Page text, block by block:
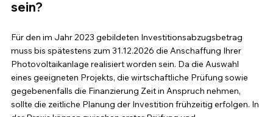
sein?
Für den im Jahr 2023 gebildeten Investitionsabzugsbetrag
muss bis spätestens zum 31.12.2026 die Anschaffung Ihrer
Photovoltaikanlage realisiert worden sein. Da die Auswahl
eines geeigneten Projekts, die wirtschaftliche Prüfung sowie
gegebenenfalls die Finanzierung Zeit in Anspruch nehmen,
sollte die zeitliche Planung der Investition frühzeitig erfolgen. In